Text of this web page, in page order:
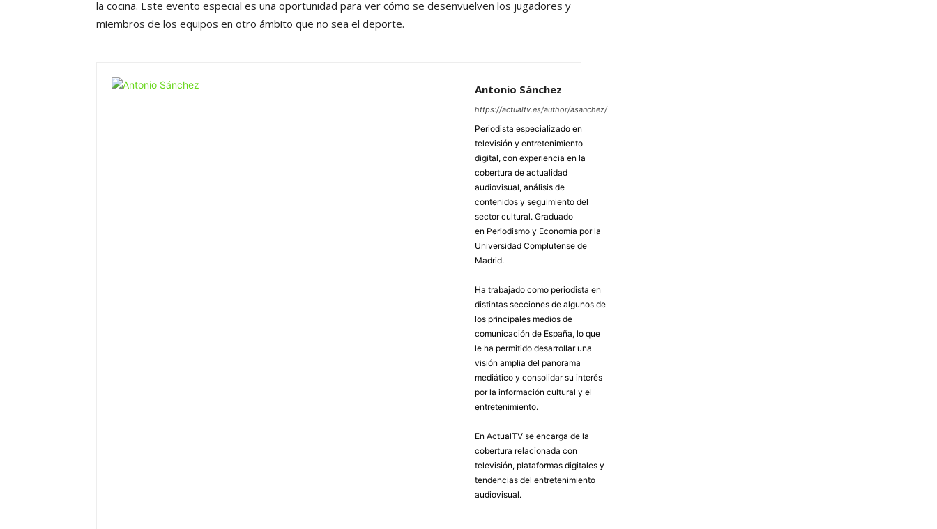
la cocina. Este evento especial es una oportunidad para ver cómo se desenvuelven los jugadores y
miembros de los equipos en otro ámbito que no sea el deporte.
Antonio Sánchez
https://actualtv.es/author/asanchez/
Periodista especializado en
televisión y entretenimiento
digital, con experiencia en la
cobertura de actualidad
audiovisual, análisis de
contenidos y seguimiento del
sector cultural. Graduado
en Periodismo y Economía por la
Universidad Complutense de
Madrid.
Ha trabajado como periodista en
distintas secciones de algunos de
los principales medios de
comunicación de España, lo que
le ha permitido desarrollar una
visión amplia del panorama
mediático y consolidar su interés
por la información cultural y el
entretenimiento.
En ActualTV se encarga de la
cobertura relacionada con
televisión, plataformas digitales y
tendencias del entretenimiento
audiovisual.